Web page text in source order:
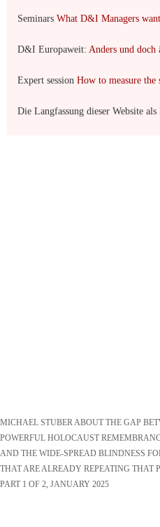
Seminars What D&I Managers
D&I Europaweit: Anders und doch
Expert session How to measure the
Die Langfassung dieser Website als
MICHAEL STUBER ABOUT THE GAP
POWERFUL HOLOCAUST
AND THE WIDE-SPREAD BLINDNESS
THAT ARE ALREADY REPEATING THAT
PART 1 OF 2, JANUARY 2025